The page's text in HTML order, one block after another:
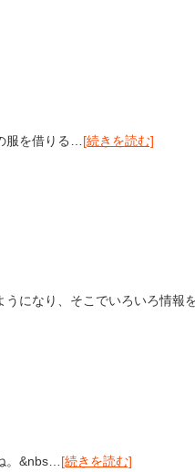
服を借りる… [続きを読む]
うになり、そこでいろいろ情
。&nbs… [続きを読む]